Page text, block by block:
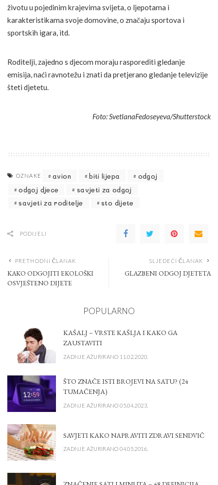
životu u pojedinim krajevima svijeta, o ljepotama i
karakteristikama svoje domovine, o značaju sportova i
sportskih igara, itd.
Roditelji, zajedno s djecom moraju rasporediti gledanje
emisija, naći ravnotežu i znati da pretjerano gledanje televizije
šteti djetetu.
Foto: SvetlanaFedoseyeva/Shutterstock
OZNAKE avion biti lijepa
odgoj
odgoj djece
savjeti za odgoj
savjeti za roditelje
sto dijete
PODIJELI
PRETHODNI ČLANAK
KAKO ODGOJITI EKOLOŠKI
OSVJEŠTENO DIJETE
SLJEDEĆI ČLANAK
GLAZBENI ODGOJ DJETETA
POPULARNO
KAŠALJ – VRSTE KAŠLJA I KAKO GA
ZAUSTAVITI
ZADNJE AŽURIRANO 11.02.2020.
ŠTO ZNAČE ISTI BROJEVI NA SATU? (24
TUMAČENJA)
ZADNJE AŽURIRANO 05.04.2023.
SAVJETI KAKO NAPRAVITI ZDRAVI SENDVIČ
ZADNJE AŽURIRANO 04.05.2016.